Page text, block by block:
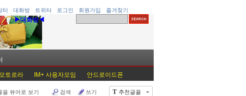
터 대화방 트위터 로그인 회원가입 즐겨찾기
▶대화방◀
모토로라 IM+ 사용자모임 안드로이드폰
T 추천글꼴
을 뷰어로 보기 검색 쓰기